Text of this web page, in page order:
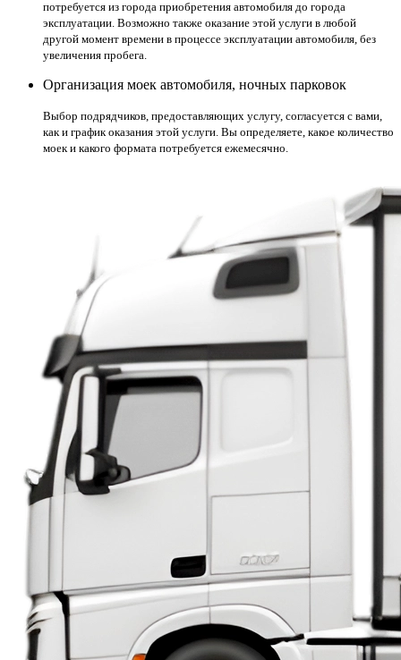
потребуется из города приобретения автомобиля до города
эксплуатации. Возможно также оказание этой услуги в любой
другой момент времени в процессе эксплуатации автомобиля, без
увеличения пробега.
Организация моек автомобиля, ночных парковок
Выбор подрядчиков, предоставляющих услугу, согласуется с вами,
как и график оказания этой услуги. Вы определяете, какое количество
моек и какого формата потребуется ежемесячно.